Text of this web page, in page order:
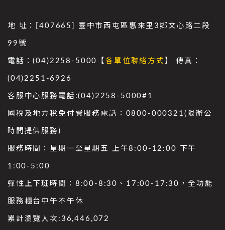
地 址：[407665] 臺中市西屯區惠來里3鄰文心路二段
99號
電話：(04)2258-5000【各單位聯絡方式 】 傳真：
(04)2251-6926
客服中心服務電話:(04)2258-5000#1
國稅及地方稅免付費服務電話：0800-000321(限辦公
時間提供服務)
服務時間：星期一至星期五 上午8:00-12:00 下午
1:00-5:00
彈性上下班時間：8:00-8:30、17:00-17:30，全功能
服務櫃台中午不午休
累計瀏覽人次: 36,446,072